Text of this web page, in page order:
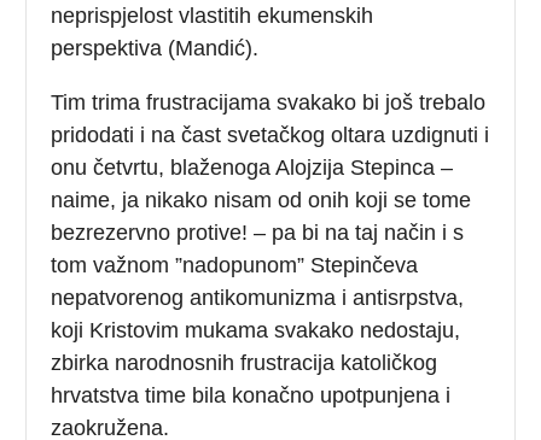
neprispjelost vlastitih ekumenskih
perspektiva (Mandić).
Tim trima frustracijama svakako bi još trebalo
pridodati i na čast svetačkog oltara uzdignuti i
onu četvrtu, blaženoga Alojzija Stepinca –
naime, ja nikako nisam od onih koji se tome
bezrezervno protive! – pa bi na taj način i s
tom važnom ”nadopunom” Stepinčeva
nepatvorenog antikomunizma i antisrpstva,
koji Kristovim mukama svakako nedostaju,
zbirka narodnosnih frustracija katoličkog
hrvatstva time bila konačno upotpunjena i
zaokružena.